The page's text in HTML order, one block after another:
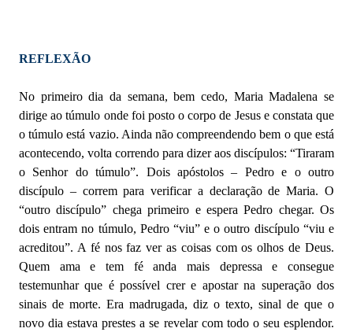
REFLEXÃO
No primeiro dia da semana, bem cedo, Maria Madalena se
dirige ao túmulo onde foi posto o corpo de Jesus e constata que
o túmulo está vazio. Ainda não compreendendo bem o que está
acontecendo, volta correndo para dizer aos discípulos: “Tiraram
o Senhor do túmulo”. Dois apóstolos – Pedro e o outro
discípulo – correm para verificar a declaração de Maria. O
“outro discípulo” chega primeiro e espera Pedro chegar. Os
dois entram no túmulo, Pedro “viu” e o outro discípulo “viu e
acreditou”. A fé nos faz ver as coisas com os olhos de Deus.
Quem ama e tem fé anda mais depressa e consegue
testemunhar que é possível crer e apostar na superação dos
sinais de morte. Era madrugada, diz o texto, sinal de que o
novo dia estava prestes a se revelar com todo o seu esplendor.